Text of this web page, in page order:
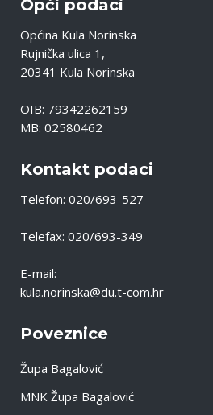
Opći podaci
Općina Kula Norinska
Rujnička ulica 1,
20341 Kula Norinska
OIB: 79342262159
MB: 02580462
Kontakt podaci
Telefon: 020/693-527
Telefax: 020/693-349
E-mail:
kula.norinska@du.t-com.hr
Poveznice
Župa Bagalović
MNK Župa Bagalović